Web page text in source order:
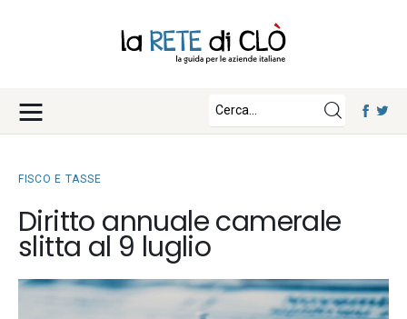
Fisco e Tasse
Notizie Lavoro
Tecnologia
Chi Siamo
La Redazione
Collabora con noi
FISCO E TASSE
Diritto annuale camerale
slitta al 9 luglio